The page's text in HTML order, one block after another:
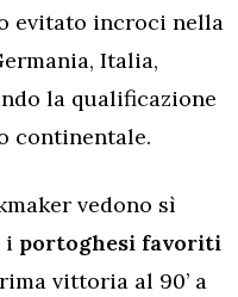
evitato incroci nella
Italia,
la qualificazione
continentale.
vedono sì
i portoghesi favoriti
vittoria al 90’ a